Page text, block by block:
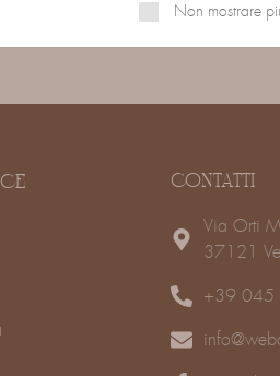
CONTATTI
Via Orti
37121
+39
Non mostrare